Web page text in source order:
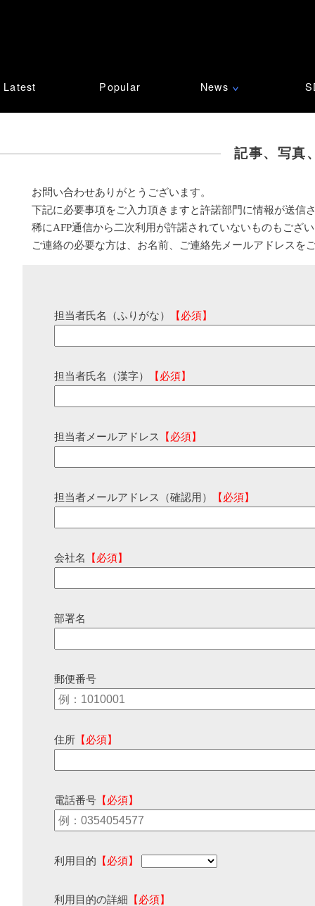
Latest Popular News ∨
記事、写真
お問い合わせありがとうございます。
下記に必要事項をご入力頂きますと許諾部門に情報が送信
稀にAFP通信から二次利用が許諾されていないものもござ
ご連絡の必要な方は、お名前、ご連絡先メールアドレスを
担当者氏名（ふりがな） 【必須】
担当者氏名（漢字） 【必須】
担当者メールアドレス 【必須】
担当者メールアドレス（確認用） 【必須】
会社名 【必須】
部署名
郵便番号
住所 【必須】
電話番号 【必須】
利用目的 【必須】
利用目的の詳細 【必須】